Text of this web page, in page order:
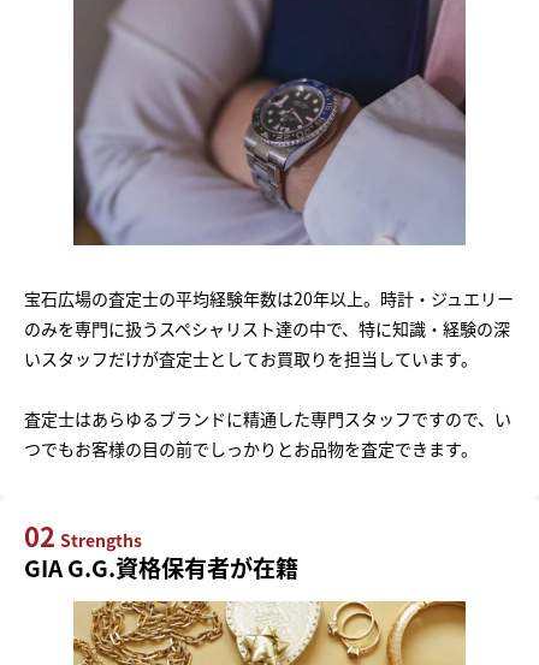
宝石広場の査定士の平均経験年数は20年以上。時計・ジュエリー
のみを専門に扱うスペシャリスト達の中で、特に知識・経験の深
いスタッフだけが査定士としてお買取りを担当しています。
査定士はあらゆるブランドに精通した専門スタッフですので、い
つでもお客様の目の前でしっかりとお品物を査定できます。
02 Strengths
GIA G.G.資格保有者が在籍